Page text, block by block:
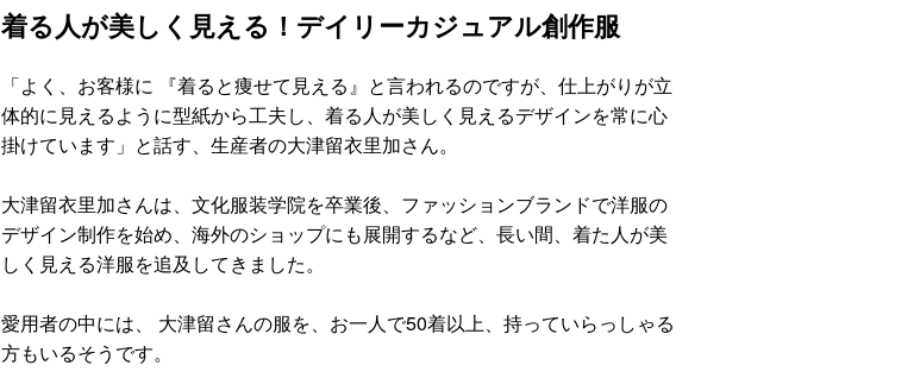
着る人が美しく見える！デイリーカジュアル創作服
「よく、お客様に 『着ると痩せて見える』と言われるのですが、仕上がりが立
体的に見えるように型紙から工夫し、着る人が美しく見えるデザインを常に心
掛けています」と話す、生産者の大津留衣里加さん。
大津留衣里加さんは、文化服装学院を卒業後、ファッションブランドで洋服の
デザイン制作を始め、海外のショップにも展開するなど、長い間、着た人が美
しく見える洋服を追及してきました。
愛用者の中には、 大津留さんの服を、お一人で50着以上、持っていらっしゃる
方もいるそうです。